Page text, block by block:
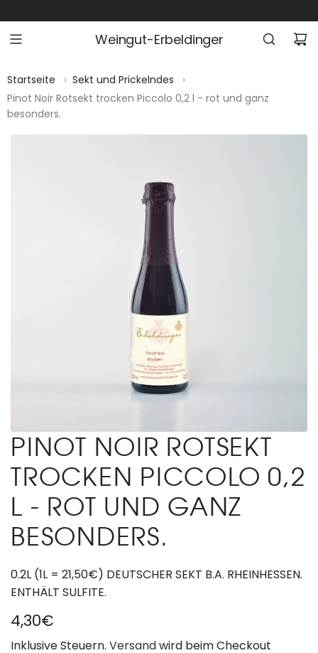
U
N
H
A
Weingut-Erbeldinger
Startseite › Sekt und Prickelndes
›
Pinot Noir Rotsekt trocken Piccolo 0,2 l - rot und ganz
besonders.
PINOT NOIR ROTSEKT
TROCKEN PICCOLO 0,2
L - ROT UND GANZ
BESONDERS.
0.2L (1L = 21,50€) DEUTSCHER SEKT B.A. RHEINHESSEN.
ENTHÄLT SULFITE.
R
e
4,30€
Inklusive Steuern. Versandwird beim Checkout